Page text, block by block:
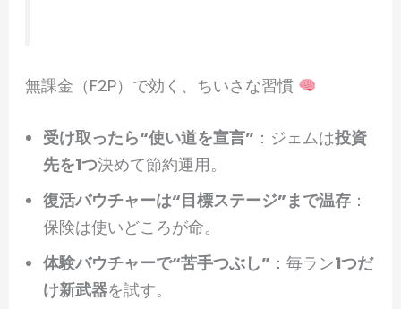
無課金（F2P）で効く、ちいさな習慣
受け取ったら“使い道を宣言” ：ジェムは投資
先を1つ決めて節約運用。
復活バウチャーは“目標ステージ”まで温存 ：
保険は使いどころが命。
体験バウチャーで“苦手つぶし” ：毎ラン1つだ
け新武器を試す。